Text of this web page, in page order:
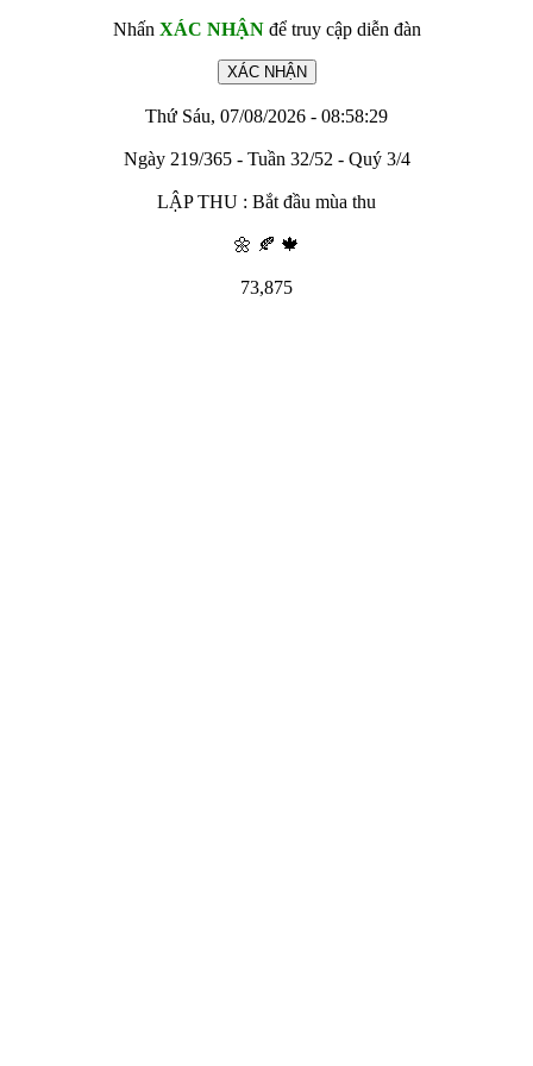
Nhấn XÁC NHẬNđể truy cập diễn đàn
Thứ Sáu, 07/08/2026 - 08:58:29
Ngày 219/365 - Tuần 32/52 - Quý 3/4
LẬP THU : Bắt đầu mùa thu
🌼 🍂 🍁
73,875